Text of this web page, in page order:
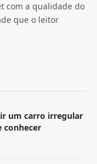
com a qualidade do
que o leitor
um carro irregular
conhecer